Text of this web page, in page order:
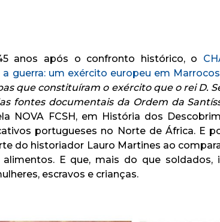
anos após o confronto histórico, o
a guerra: um exército europeu em
que constituíram o exército que o rei D.
fontes documentais da Ordem da
NOVA FCSH, em História dos
portugueses no Norte de África. E
do historiador Lauro Martines ao
E que, mais do que soldados,
escravos e crianças.